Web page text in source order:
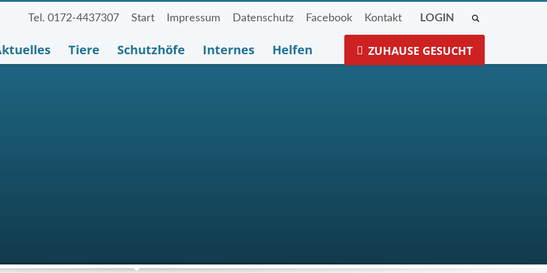
Tel. 0172-4437307 Start Impressum Datenschutz Facebook Kontakt LOGIN
Tiere Schutzhöfe Internes Helfen ZUHAUSE GESUCHT